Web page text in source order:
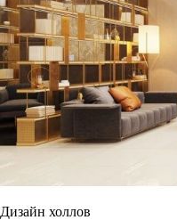
Дизайн холлов